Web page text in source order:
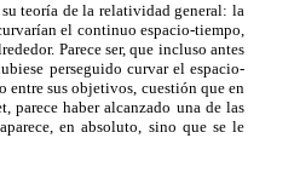
teoría de la relatividad general: la
el continuo espacio-tiempo,
Parece ser, que incluso antes
perseguido curvar el espacio-
entre sus objetivos, cuestión que en
parece haber alcanzado una de las
en absoluto, sino que se le